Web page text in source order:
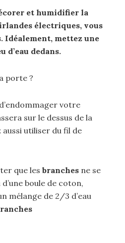
et humidifier la
électriques, vous
Idéalement, mettez une
d’eau dedans.
porte ?
votre
sur le dessus de la
aussi utiliser du fil de
que les branches ne se
boule de coton,
mélange de 2/3 d’eau